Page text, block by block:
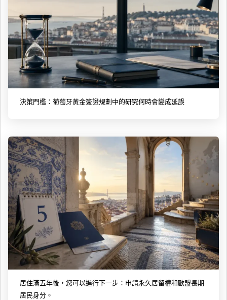
決策門檻：葡萄牙黃金簽證規劃中的研究何時會變成延誤
居住滿五年後，您可以進行下一步：申請永久居留權和歐盟長期
居民身分。